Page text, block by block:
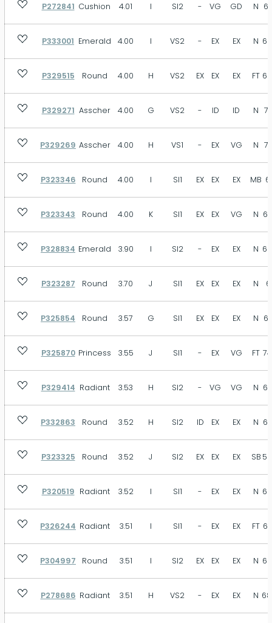
P272841 Cushion 4.01 I SI2 - VG GD N
P333001 Emerald 4.00 I VS2 - EX EX N
P329515 Round 4.00 H VS2 EX EX EX FT
P329271 Asscher 4.00 G VS2 - ID ID N
P329269 Asscher 4.00 H VS1 - EX VG N
P323346 Round 4.00 I SI1 EX EX EX MB
P323343 Round 4.00 K SI1 EX EX VG N
P328834 Emerald 3.90 I SI2 - EX EX N
P323287 Round 3.70 J SI1 EX EX EX N
P325854 Round 3.57 G SI1 EX EX EX N
P325870 Princess 3.55 J SI1 - EX VG FT
P329414 Radiant 3.53 H SI2 - VG VG N
P332863 Round 3.52 H SI2 ID EX EX N
P323325 Round 3.52 J SI2 EX EX EX SB
P320519 Radiant 3.52 I SI1 - EX EX N
P326244 Radiant 3.51 I SI1 - EX EX FT
P304997 Round 3.51 I SI2 EX EX EX N
P278686 Radiant 3.51 H VS2 - EX EX N